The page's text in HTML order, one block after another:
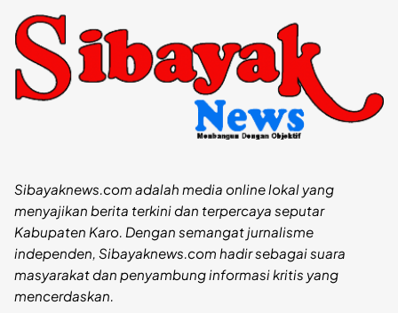
Sibayaknews.com adalah media online lokal yang
menyajikan berita terkini dan terpercaya seputar
Kabupaten Karo. Dengan semangat jurnalisme
independen, Sibayaknews.com hadir sebagai suara
masyarakat dan penyambung informasi kritis yang
mencerdaskan.